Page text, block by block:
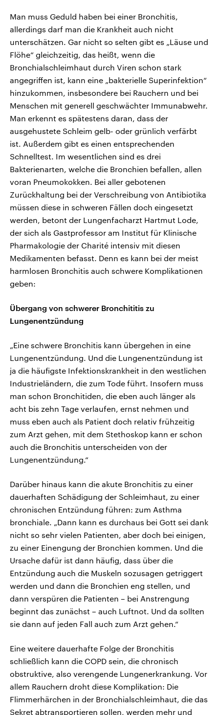
Man muss Geduld haben bei einer Bronchitis,
allerdings darf man die Krankheit auch nicht
unterschätzen. Gar nicht so selten gibt es „Läuse und
Flöhe“ gleichzeitig, das heißt, wenn die
Bronchialschleimhaut durch Viren schon stark
angegriffen ist, kann eine „bakterielle Superinfektion“
hinzukommen, insbesondere bei Rauchern und bei
Menschen mit generell geschwächter Immunabwehr.
Man erkennt es spätestens daran, dass der
ausgehustete Schleim gelb- oder grünlich verfärbt
ist. Außerdem gibt es einen entsprechenden
Schnelltest. Im wesentlichen sind es drei
Bakterienarten, welche die Bronchien befallen, allen
voran Pneumokokken. Bei aller gebotenen
Zurückhaltung bei der Verschreibung von Antibiotika
müssen diese in schweren Fällen doch eingesetzt
werden, betont der Lungenfacharzt Hartmut Lode,
der sich als Gastprofessor am Institut für Klinische
Pharmakologie der Charité intensiv mit diesen
Medikamenten befasst. Denn es kann bei der meist
harmlosen Bronchitis auch schwere Komplikationen
geben:
Übergang von schwerer Bronchititis zu
Lungenentzündung
„Eine schwere Bronchitis kann übergehen in eine
Lungenentzündung. Und die Lungenentzündung ist
ja die häufigste Infektionskrankheit in den westlichen
Industrieländern, die zum Tode führt. Insofern muss
man schon Bronchitiden, die eben auch länger als
acht bis zehn Tage verlaufen, ernst nehmen und
muss eben auch als Patient doch relativ frühzeitig
zum Arzt gehen, mit dem Stethoskop kann er schon
auch die Bronchitis unterscheiden von der
Lungenentzündung.“
Darüber hinaus kann die akute Bronchitis zu einer
dauerhaften Schädigung der Schleimhaut, zu einer
chronischen Entzündung führen: zum Asthma
bronchiale. „Dann kann es durchaus bei Gott sei dank
nicht so sehr vielen Patienten, aber doch bei einigen,
zu einer Einengung der Bronchien kommen. Und die
Ursache dafür ist dann häufig, dass über die
Entzündung auch die Muskeln sozusagen getriggert
werden und dann die Bronchien eng stellen, und
dann verspüren die Patienten – bei Anstrengung
beginnt das zunächst – auch Luftnot. Und da sollten
sie dann auf jeden Fall auch zum Arzt gehen.“
Eine weitere dauerhafte Folge der Bronchitis
schließlich kann die COPD sein, die chronisch
obstruktive, also verengende Lungenerkrankung. Vor
allem Rauchern droht diese Komplikation: Die
Flimmerhärchen in der Bronchialschleimhaut, die das
Sekret abtransportieren sollen, werden mehr und